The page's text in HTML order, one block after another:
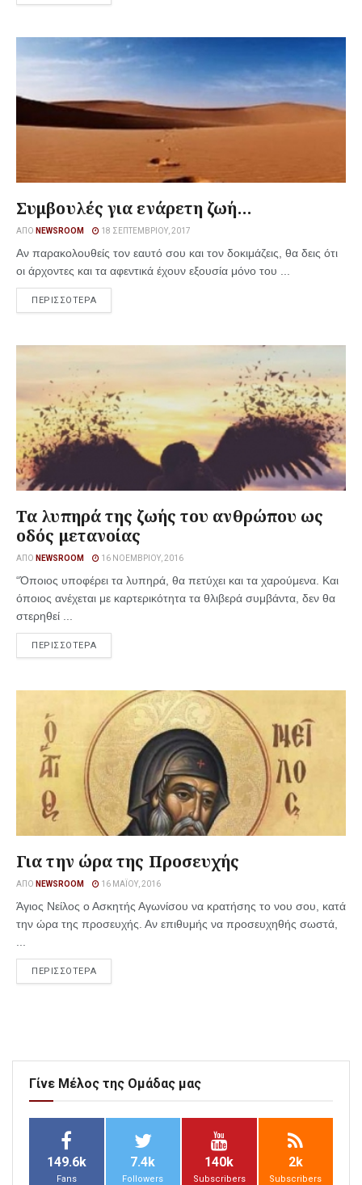
Συμβουλές για ενάρετη ζωή…
ΑΠΌ NEWSROOM 18 ΣΕΠΤΕΜΒΡΊΟΥ, 2017
Αν παρακολουθείς τον εαυτό σου και τον δοκιμάζεις, θα δεις ότι
οι άρχοντες και τα αφεντικά έχουν εξουσία μόνο του ...
ΠΕΡΙΣΣΟΤΕΡΑ
Τα λυπηρά της ζωής του ανθρώπου ως
οδός μετανοίας
ΑΠΌ NEWSROOM 16 ΝΟΕΜΒΡΊΟΥ, 2016
“Όποιος υποφέρει τα λυπηρά, θα πετύχει και τα χαρούμενα. Και
όποιος ανέχεται με καρτερικότητα τα θλιβερά συμβάντα, δεν θα
στερηθεί ...
ΠΕΡΙΣΣΟΤΕΡΑ
Για την ώρα της Προσευχής
ΑΠΌ NEWSROOM 16 ΜΑΪ́ΟΥ, 2016
Άγιος Νείλος ο Ασκητής Αγωνίσου να κρατήσης το νου σου, κατά
την ώρα της προσευχής. Αν επιθυμής να προσευχηθής σωστά,
ΠΕΡΙΣΣΟΤΕΡΑ
Γίνε Μέλος της Ομάδας μας
149.6k
Fans
7.4k
Followers
140k
Subscribers
2k
Subscribers